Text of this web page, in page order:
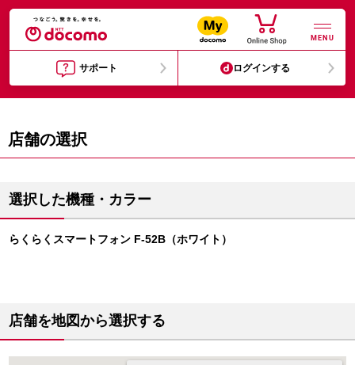
MENU
サポート ログインする
店舗の選択
選択した機種・カラー
らくらくスマートフォン F-52B（ホワイト）
店舗を地図から選択する